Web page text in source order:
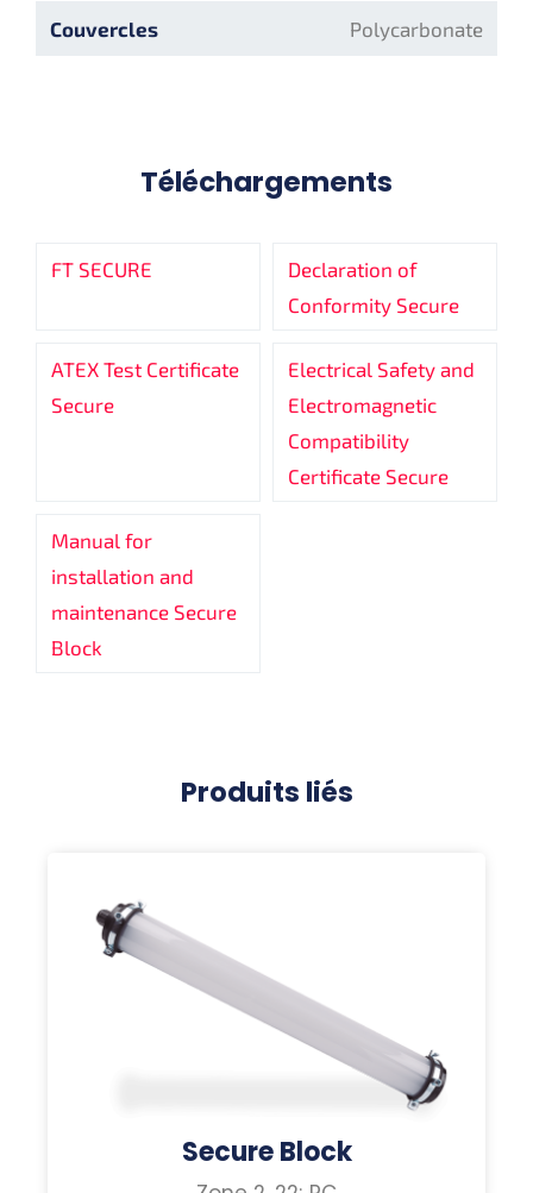
Couvercles Polycarbonate
Téléchargements
FT SECURE
Declaration of
Conformity Secure
ATEX Test Certificate
Secure
Electrical Safety and
Electromagnetic
Compatibility
Certificate Secure
Manual for
installation and
maintenance Secure
Block
Produits liés
Secure Block